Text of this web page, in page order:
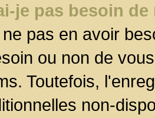
je pas besoin
pas en avoir
ou non de
Toutefois,
non-